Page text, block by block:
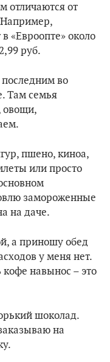
отличаются от
Например,
«Евроопте» около
руб.
во
Там семья
пшено, киноа,
или просто
замороженные
на даче.
а приношу обед
у меня нет.
кофе навынос – это
шоколад.
на